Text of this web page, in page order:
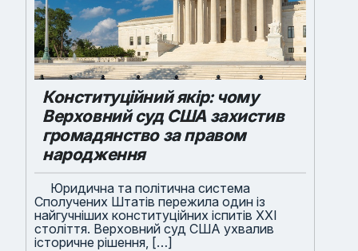
Конституційний якір: чому
Верховний суд США захистив
громадянство за правом
народження
Юридична та політична система
Сполучених Штатів пережила один із
найгучніших конституційних іспитів XXI
століття. Верховний суд США ухвалив
історичне рішення, […]